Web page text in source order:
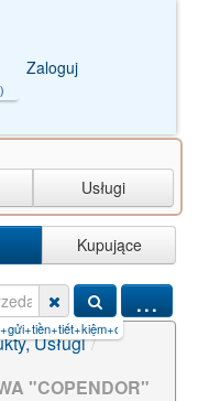
Zaloguj
Usługi
Kupujące
...
|
Usługi /
"COPENDOR"